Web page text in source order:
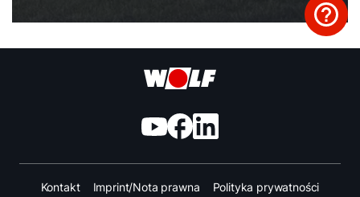
Kontakt Imprint/Nota prawna Polityka prywatności